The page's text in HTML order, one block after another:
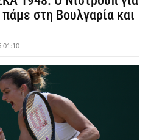
στη Βουλγαρία και
01:10